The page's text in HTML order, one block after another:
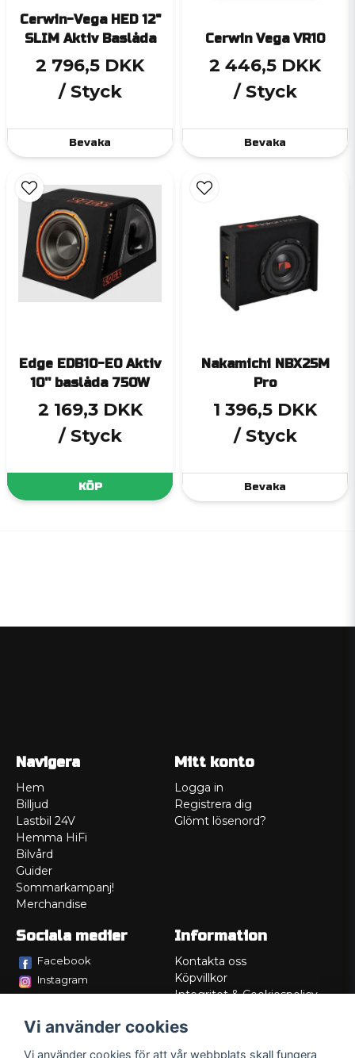
Cerwin-Vega HED 12"
SLIM Aktiv Baslåda
2 796,5 DKK
/ Styck
Bevaka
Cerwin Vega VR10
2 446,5 DKK
/ Styck
Bevaka
Edge EDB10-E0 Aktiv
10'' baslåda 750W
2 169,3 DKK
/ Styck
KÖP
Nakamichi NBX25M
Pro
1 396,5 DKK
/ Styck
Bevaka
Navigera
Hem
Billjud
Lastbil 24V
Hemma HiFi
Bilvård
Guider
Sommarkampanj!
Merchandise
Mitt konto
Logga in
Registrera dig
Glömt lösenord?
Sociala medier
Facebook
Instagram
Information
Kontakta oss
Köpvillkor
Integritet & Cookiespolicy
Service/Garanti
Vi använder cookies
Vi använder cookies för att vår webbplats skall fungera